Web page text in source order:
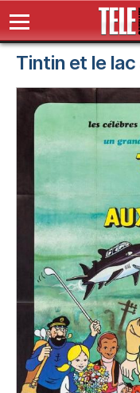
Tintin et le